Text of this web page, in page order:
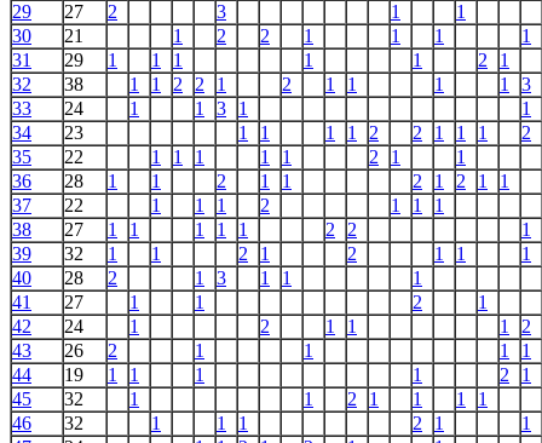
29
27 2 3 1
1
30
21 1 2 2 1 1 1
1
31
29 1 1 1 1 1 2
1
32
38 1 1 2 2 1 2 1 1 1 1
3
33
24 1 1 3 1
1
34
23 1 1 1 1 2 2 1 1 1
2
35
22 1 1 1 1 1 2 1
1
36
28 1 1 2 1 1 2 1 2 1
1
37
22 1 1 1 2 1 1
1
38
27 1 1 1 1 1 2 2
1
39
32 1 1 2 1 2 1 1
1
40
28 2 1 3 1 1
1
41
27 1 1 2
1
42
24 1 2 1 1 1
2
43
26 2 1 1 1
1
44
19 1 1 1 1 2
1
45
32 1 1 2 1 1 1
1
46
32 1 1 1 2 1
1